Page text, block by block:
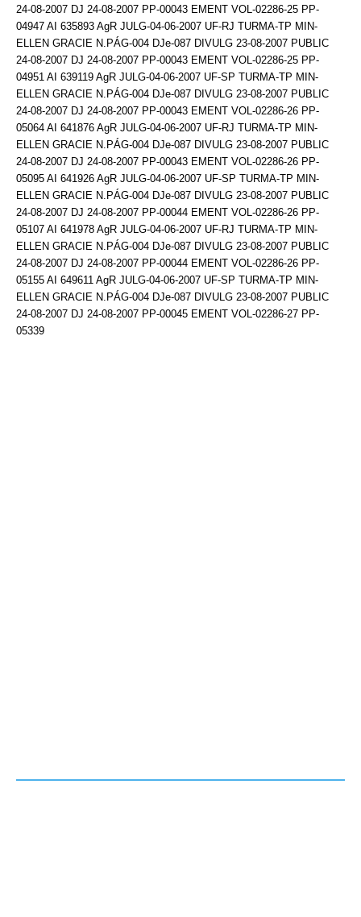
24-08-2007 DJ 24-08-2007 PP-00043 EMENT VOL-02286-25 PP-
04947 AI 635893 AgR JULG-04-06-2007 UF-RJ TURMA-TP MIN-
ELLEN GRACIE N.PÁG-004 DJe-087 DIVULG 23-08-2007 PUBLIC
24-08-2007 DJ 24-08-2007 PP-00043 EMENT VOL-02286-25 PP-
04951 AI 639119 AgR JULG-04-06-2007 UF-SP TURMA-TP MIN-
ELLEN GRACIE N.PÁG-004 DJe-087 DIVULG 23-08-2007 PUBLIC
24-08-2007 DJ 24-08-2007 PP-00043 EMENT VOL-02286-26 PP-
05064 AI 641876 AgR JULG-04-06-2007 UF-RJ TURMA-TP MIN-
ELLEN GRACIE N.PÁG-004 DJe-087 DIVULG 23-08-2007 PUBLIC
24-08-2007 DJ 24-08-2007 PP-00043 EMENT VOL-02286-26 PP-
05095 AI 641926 AgR JULG-04-06-2007 UF-SP TURMA-TP MIN-
ELLEN GRACIE N.PÁG-004 DJe-087 DIVULG 23-08-2007 PUBLIC
24-08-2007 DJ 24-08-2007 PP-00044 EMENT VOL-02286-26 PP-
05107 AI 641978 AgR JULG-04-06-2007 UF-RJ TURMA-TP MIN-
ELLEN GRACIE N.PÁG-004 DJe-087 DIVULG 23-08-2007 PUBLIC
24-08-2007 DJ 24-08-2007 PP-00044 EMENT VOL-02286-26 PP-
05155 AI 649611 AgR JULG-04-06-2007 UF-SP TURMA-TP MIN-
ELLEN GRACIE N.PÁG-004 DJe-087 DIVULG 23-08-2007 PUBLIC
24-08-2007 DJ 24-08-2007 PP-00045 EMENT VOL-02286-27 PP-
05339